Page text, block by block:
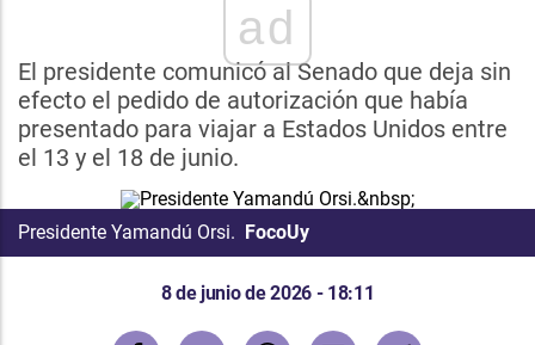
ad
El presidente comunicó al Senado que deja sin
efecto el pedido de autorización que había
presentado para viajar a Estados Unidos entre
el 13 y el 18 de junio.
Presidente Yamandú Orsi. FocoUy
8 de junio de 2026 - 18:11